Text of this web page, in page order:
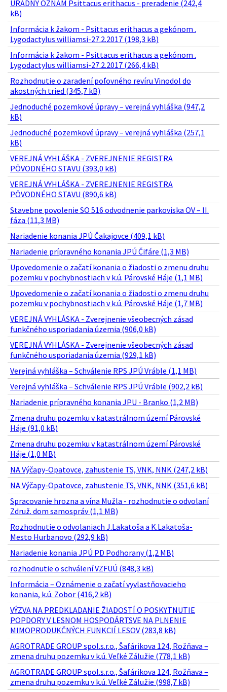
ÚRADNÝ OZNAM Psittacus erithacus - preradenie (242,4
kB)
Informácia k žakom - Psittacus erithacus a gekónom .
Lygodactylus williamsi-27.2.2017 (198,3 kB)
Informácia k žakom - Psittacus erithacus a gekónom .
Lygodactylus williamsi-27.2.2017 (266,4 kB)
Rozhodnutie o zaradení poľovného revíru Vinodol do
akostných tried (345,7 kB)
Jednoduché pozemkové úpravy – verejná vyhláška (947,2
kB)
Jednoduché pozemkové úpravy – verejná vyhláška (257,1
kB)
VEREJNÁ VYHLÁŠKA - ZVEREJNENIE REGISTRA
PÔVODNÉHO STAVU (393,0 kB)
VEREJNÁ VYHLÁŠKA - ZVEREJNENIE REGISTRA
PÔVODNÉHO STAVU (890,6 kB)
Stavebne povolenie SO 516 odvodnenie parkoviska OV – II.
fáza (11,3 MB)
Nariadenie konania JPÚ Čakajovce (409,1 kB)
Nariadenie prípravného konania JPÚ Čifáre (1,3 MB)
Upovedomenie o začatí konania o žiadosti o zmenu druhu
pozemku v pochybnostiach v k.ú. Párovské Háje (1,1 MB)
Upovedomenie o začatí konania o žiadosti o zmenu druhu
pozemku v pochybnostiach v k.ú. Párovské Háje (1,7 MB)
VEREJNÁ VYHLÁSKA - Zverejnenie všeobecných zásad
funkčného usporiadania územia (906,0 kB)
VEREJNÁ VYHLÁSKA - Zverejnenie všeobecných zásad
funkčného usporiadania územia (929,1 kB)
Verejná vyhláška – Schválenie RPS JPÚ Vráble (1,1 MB)
Verejná vyhláška – Schválenie RPS JPÚ Vráble (902,2 kB)
Nariadenie prípravného konania JPU - Branko (1,2 MB)
Zmena druhu pozemku v katastrálnom území Párovské
Háje (91,0 kB)
Zmena druhu pozemku v katastrálnom území Párovské
Háje (1,0 MB)
NA Výčapy-Opatovce, zahustenie TS, VNK, NNK (247,2 kB)
NA Výčapy-Opatovce, zahustenie TS, VNK, NNK (351,6 kB)
Spracovanie hrozna a vína Mužla - rozhodnutie o odvolaní
Združ. dom samospráv (1,1 MB)
Rozhodnutie o odvolaniach J.Lakatoša a K.Lakatoša-
Mesto Hurbanovo (292,9 kB)
Nariadenie konania JPÚ PD Podhorany (1,2 MB)
rozhodnutie o schválení VZFUÚ (848,3 kB)
Informácia – Oznámenie o začatí vyvlastňovacieho
konania, k.ú. Zobor (416,2 kB)
VÝZVA NA PREDKLADANIE ŽIADOSTÍ O POSKYTNUTIE
POPDORY V LESNOM HOSPODÁRTSVE NA PLNENIE
MIMOPRODUKČNÝCH FUNKCIÍ LESOV (283,8 kB)
AGROTRADE GROUP spol.s.r.o., Šafárikova 124, Rožňava –
zmena druhu pozemku v k.ú. Veľké Zálužie (778,1 kB)
AGROTRADE GROUP spol.s.r.o., Šafárikova 124, Rožňava –
zmena druhu pozemku v k.ú. Veľké Zálužie (998,7 kB)